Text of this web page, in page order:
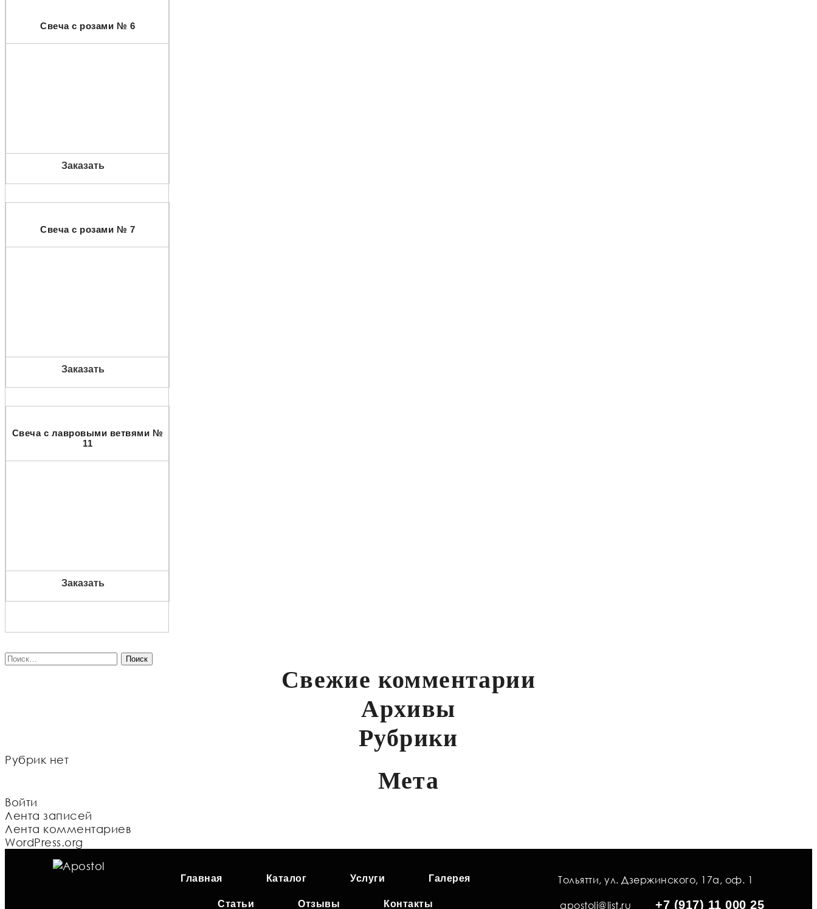
Свеча с розами № 6
Заказать
Свеча с розами № 7
Заказать
Свеча с лавровыми ветвями №
11
Заказать
Найти:
Свежие комментарии
Архивы
Рубрики
Рубрик нет
Мета
Войти
Лента записей
Лента комментариев
WordPress.org
Главная Каталог Услуги Галерея
Статьи Отзывы Контакты
Тольятти, ул. Дзержинского, 17а, оф. 1
apostoli@list.ru +7 (917) 11 000 25